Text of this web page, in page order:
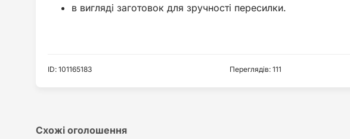
в вигляді заготовок для зручності пересилки.
ID: 101165183 Переглядів: 111
Схожі оголошення